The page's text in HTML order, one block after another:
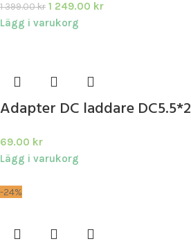
1 399.00kr 1 249.00 kr
Lägg i varukorg
Adapter DC laddare
69.00 kr
Lägg i varukorg
-24%